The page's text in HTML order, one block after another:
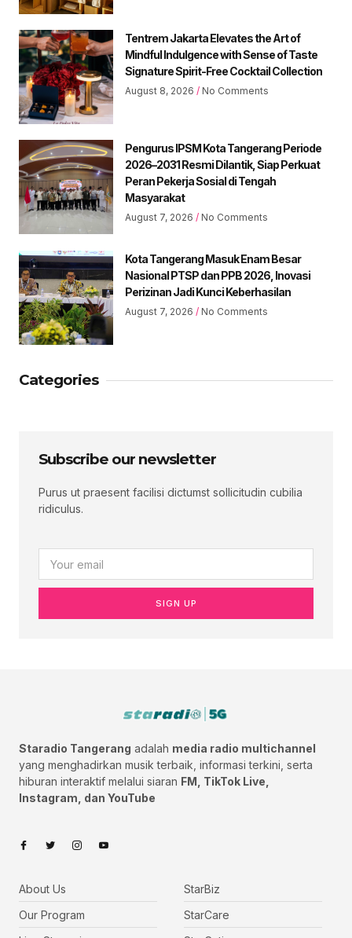
Tentrem Jakarta Elevates the Art of
Mindful Indulgence with Sense of Taste
Signature Spirit-Free Cocktail Collection
August 8, 2026 No Comments
Pengurus IPSM Kota Tangerang Periode
2026–2031 Resmi Dilantik, Siap Perkuat
Peran Pekerja Sosial di Tengah
Masyarakat
August 7, 2026 No Comments
Kota Tangerang Masuk Enam Besar
Nasional PTSP dan PPB 2026, Inovasi
Perizinan Jadi Kunci Keberhasilan
August 7, 2026 No Comments
Categories
Subscribe our newsletter
Purus ut praesent facilisi dictumst sollicitudin cubilia
ridiculus.
SIGN UP
Staradio Tangerang adalah media radio multichannel
yang menghadirkan musik terbaik, informasi terkini, serta
hiburan interaktif melalui siaran FM, TikTok Live,
Instagram, dan YouTube
About Us
Our Program
StarBiz
StarCare